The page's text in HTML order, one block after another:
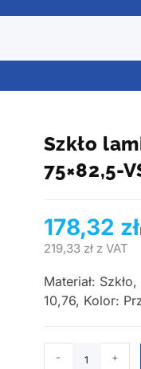
Szkło
75×82,5-
178,32 zł
219,33 złz VAT
Materiał:
10,76, Kolor:
- +